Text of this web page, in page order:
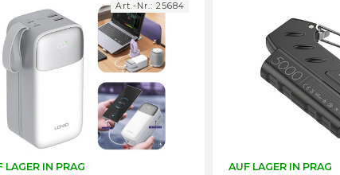
LAGER IN PRAG
Art.-Nr.: 25684
AUF LAGER IN PRAG